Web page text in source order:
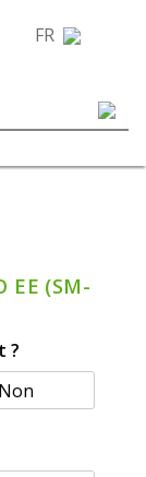
FR
EE (SM-
?
Non